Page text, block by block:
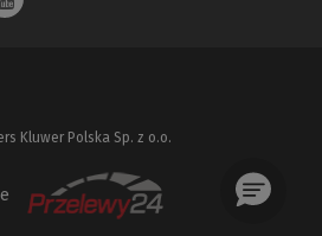
Kluwer Polska Sp. z o.o.